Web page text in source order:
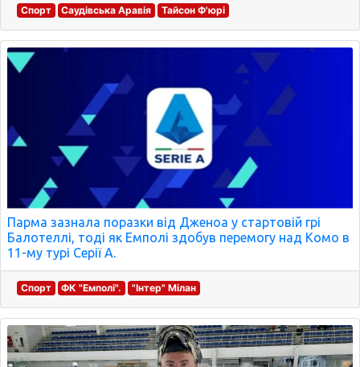
Спорт Саудівська Аравія Тайсон Ф'юрі
Парма зазнала поразки від Дженоа у стартовій грі
Балотеллі, тоді як Емполі здобув перемогу над Комо в
11-му турі Серії А.
Спорт ФК "Емполі". "Інтер" Мілан